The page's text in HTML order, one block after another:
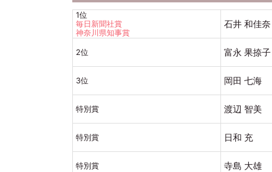
1位
毎日新聞社賞
神奈川県知事賞
石井 和佳奈
2位 富永 果捺子
3位 岡田 七海
特別賞 渡辺 智美
特別賞 日和 充
特別賞 寺島 大雄